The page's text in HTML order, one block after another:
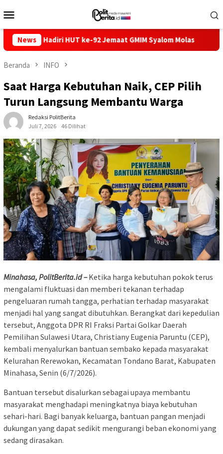
ke
Mobile
News
HUT ke-92 Jemaat GMIM Syalom Molas KUA-PPAS
Beranda INFO
Saat Harga Kebutuhan Naik, CEP Pilih
Turun Langsung Membantu Warga
Redaksi PolitBerita
Juli 7, 2026
46 Dilihat
Minahasa, PolitBerita.id – Ketika harga kebutuhan pokok terus
mengalami fluktuasi dan memberi tekanan terhadap
pengeluaran rumah tangga, perhatian terhadap masyarakat
menjadi hal yang sangat dibutuhkan. Berangkat dari kepedulian
tersebut, Anggota DPR RI Fraksi Partai Golkar Daerah
Pemilihan Sulawesi Utara, Christiany Eugenia Paruntu (CEP),
kembali menyalurkan bantuan sembako kepada masyarakat
Kelurahan Rerewokan, Kecamatan Tondano Barat, Kabupaten
Minahasa, Senin (6/7/2026).
Bantuan tersebut disalurkan sebagai upaya membantu
masyarakat menghadapi meningkatnya biaya kebutuhan
sehari-hari. Bagi banyak keluarga, bantuan pangan menjadi
dukungan yang dapat sedikit mengurangi beban ekonomi yang
sedang dirasakan.